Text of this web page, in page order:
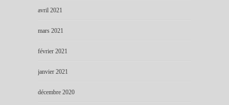
avril 2021
mars 2021
février 2021
janvier 2021
décembre 2020